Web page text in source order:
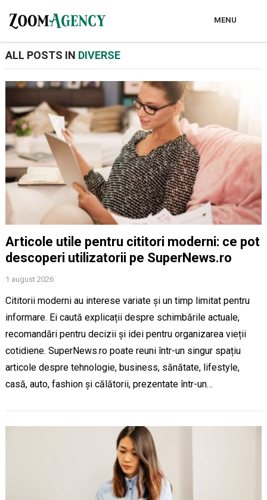
MENU
ALL POSTS IN DIVERSE
Articole utile pentru cititori moderni: ce pot
descoperi utilizatorii pe SuperNews.ro
1 august 2026
Cititorii moderni au interese variate și un timp limitat pentru
informare. Ei caută explicații despre schimbările actuale,
recomandări pentru decizii și idei pentru organizarea vieții
cotidiene. SuperNews.ro poate reuni într-un singur spațiu
articole despre tehnologie, business, sănătate, lifestyle,
casă, auto, fashion și călătorii, prezentate într-un…